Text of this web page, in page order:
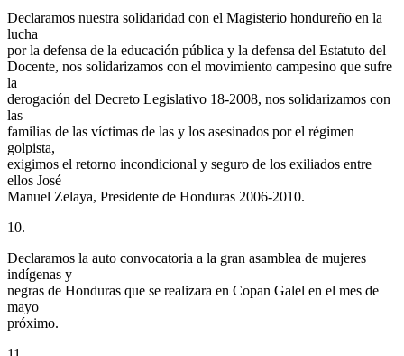
Declaramos nuestra solidaridad con el Magisterio hondureño en la
lucha
por la defensa de la educación pública y la defensa del Estatuto del
Docente, nos solidarizamos con el movimiento campesino que sufre
la
derogación del Decreto Legislativo 18-2008, nos solidarizamos con
las
familias de las víctimas de las y los asesinados por el régimen
golpista,
exigimos el retorno incondicional y seguro de los exiliados entre
ellos José
Manuel Zelaya, Presidente de Honduras 2006-2010.
10.
Declaramos la auto convocatoria a la gran asamblea de mujeres
indígenas y
negras de Honduras que se realizara en Copan Galel en el mes de
mayo
próximo.